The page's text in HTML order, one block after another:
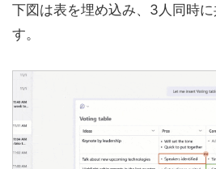
下図は表を埋め込み、3人同時
す。